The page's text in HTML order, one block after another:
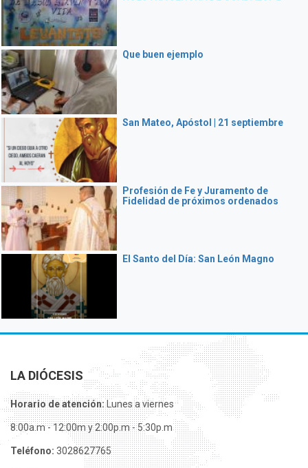
Que buen ejemplo
San Mateo, Apóstol | 21 septiembre
Profesión de Fe y Juramento de
Fidelidad de próximos ordenados
El Santo del Día: San León Magno
LA DIÓCESIS
Horario de atención:Lunes a viernes
8:00a.m - 12:00m y 2:00p.m - 5:30p.m
Teléfono: 3028627765